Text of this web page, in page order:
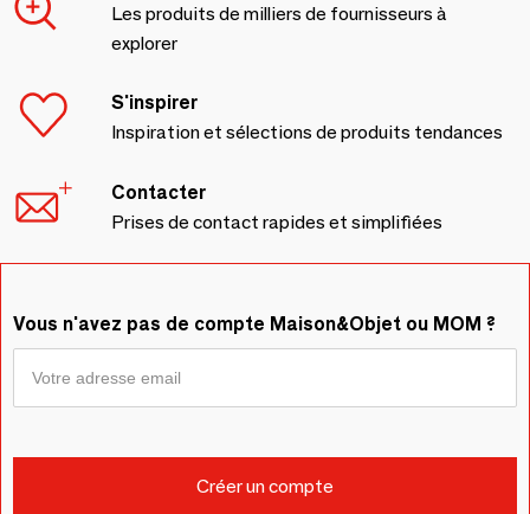
Les produits de milliers de fournisseurs à
explorer
S'inspirer
Inspiration et sélections de produits tendances
Contacter
Prises de contact rapides et simplifiées
Vous n'avez pas de compte Maison&Objet ou MOM ?